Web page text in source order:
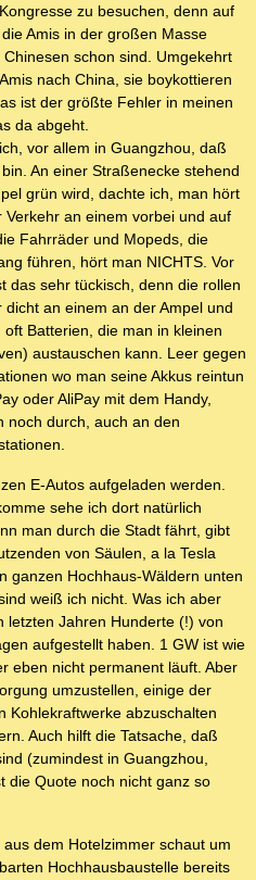
zu besuchen, denn auf
Amis in der großen Masse
schon sind. Umgekehrt
nach China, sie boykottieren
ist der größte Fehler in meinen
da abgeht.
vor allem in Guangzhou, daß
An einer Straßenecke stehend
grün wird, dachte ich, man hört
an einem vorbei und auf
Fahrräder und Mopeds, die
führen, hört man NICHTS. Vor
das sehr tückisch, denn die rollen
an einem an der Ampel und
Batterien, die man in kleinen
austauschen kann. Leer gegen
wo man seine Akkus reintun
oder AliPay mit dem Handy,
noch durch, auch an den
E-Autos aufgeladen werden.
sehe ich dort natürlich
man durch die Stadt fährt, gibt
von Säulen, a la Tesla
ganzen Hochhaus-Wäldern unten
weiß ich nicht. Was ich aber
letzten Jahren Hunderte (!) von
aufgestellt haben. 1 GW ist wie
eben nicht permanent läuft. Aber
umzustellen, einige der
Kohlekraftwerke abzuschalten
Auch hilft die Tatsache, daß
(zumindest in Guangzhou,
die Quote noch nicht ganz so
dem Hotelzimmer schaut um
Hochhausbaustelle bereits